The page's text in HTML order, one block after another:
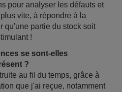
pour analyser les défauts et
vite, à répondre à la
qu'une partie du stock soit
!
se sont-elles
?
au fil du temps, grâce à
que j'ai reçue, notamment